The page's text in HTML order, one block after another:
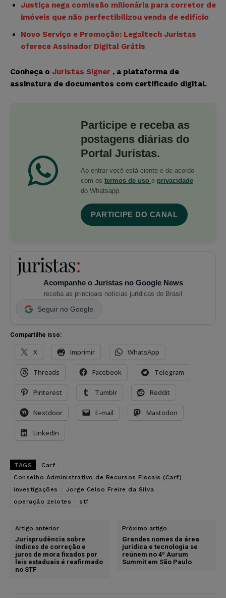
Justiça nega comissão milionária para corretor de
imóveis que não perfectibilizou venda de edifício
Novo Serviço e Promoção: Legaltech Juristas
oferece Assinador Digital Grátis
Conheça o Juristas Signer , a plataforma de
assinatura de documentos com certificado digital.
Participe e receba as
postagens diárias do
Portal Juristas.
Ao entrar você está ciente e de acordo
com os termos de uso e privacidade
do Whatsapp.
PARTICIPE DO CANAL
Acompanhe o Juristas no Google News
receba as principais notícias jurídicas do Brasil
Seguir no Google
Compartilhe isso:
X Imprimir WhatsApp
Threads Facebook Telegram
Pinterest Tumblr Reddit
Nextdoor E-mail Mastodon
LinkedIn
TAGS
Carf
Conselho Administrativo de Recursos Fiscais (Carf)
investigações
Jorge Celso Freire da Silva
operação zelotes
stf
Artigo anterior
Jurisprudência sobre
índices de correção e
juros de mora fixados por
leis estaduais é reafirmado
no STF
Próximo artigo
Grandes nomes da área
jurídica e tecnologia se
reúnem no 4º Aurum
Summit em São Paulo